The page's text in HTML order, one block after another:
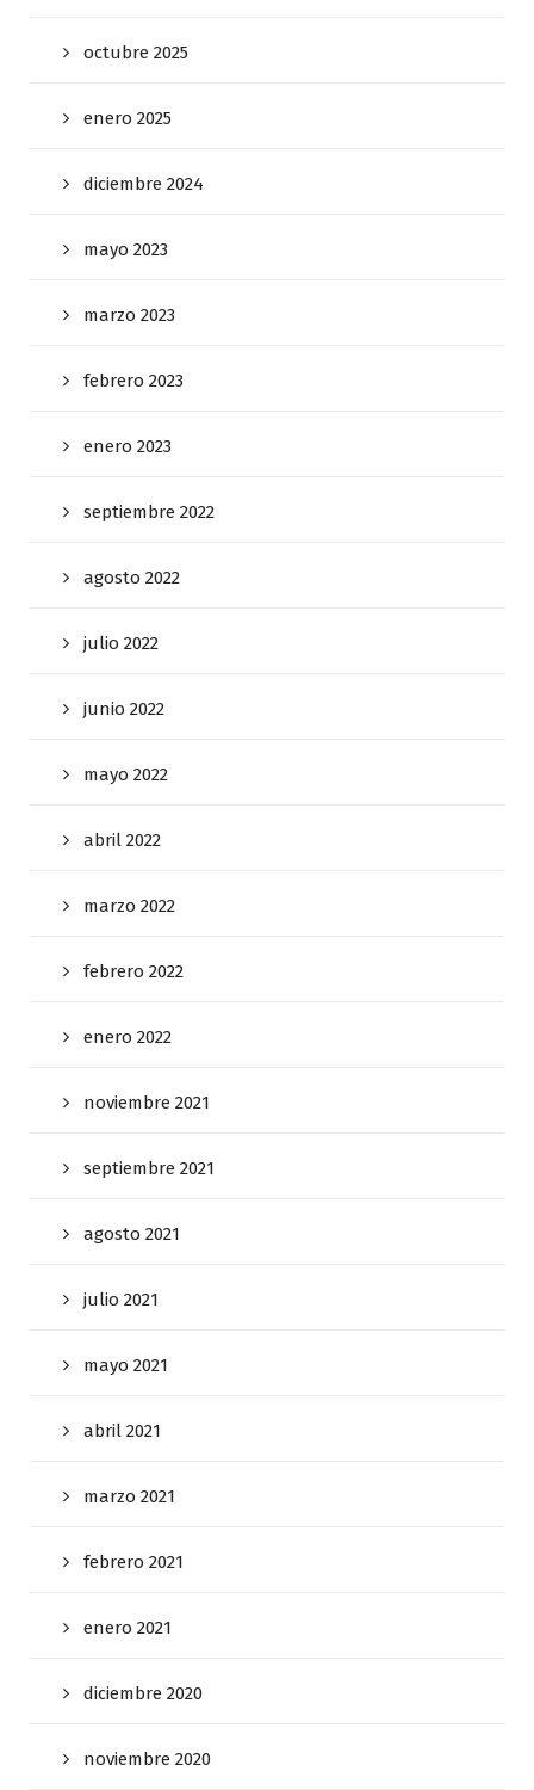
octubre 2025
enero 2025
diciembre 2024
mayo 2023
marzo 2023
febrero 2023
enero 2023
septiembre 2022
agosto 2022
julio 2022
junio 2022
mayo 2022
abril 2022
marzo 2022
febrero 2022
enero 2022
noviembre 2021
septiembre 2021
agosto 2021
julio 2021
mayo 2021
abril 2021
marzo 2021
febrero 2021
enero 2021
diciembre 2020
noviembre 2020